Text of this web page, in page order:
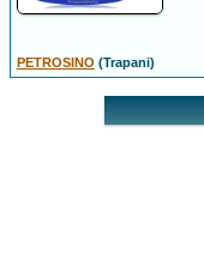
PETROSINO (Trapani)